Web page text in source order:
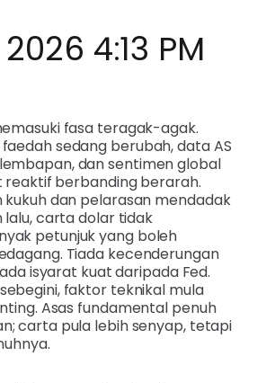
4:13 PM
fasa teragak-agak.
sedang berubah, data AS
dan sentimen global
reaktif berbanding berarah.
kukuh dan pelarasan mendadak
lalu, carta dolar tidak
petunjuk yang boleh
Tiada kecenderungan
isyarat kuat daripada Fed.
faktor teknikal mula
Asas fundamental penuh
carta pula lebih senyap, tetapi